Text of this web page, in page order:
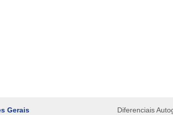
Gerais Diferenciais